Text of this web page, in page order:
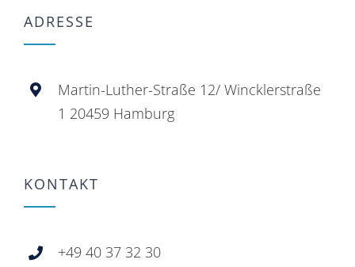
ADRESSE
Martin-Luther-Straße 12/ Wincklerstraße
1 20459 Hamburg
KONTAKT
+49 40 37 32 30